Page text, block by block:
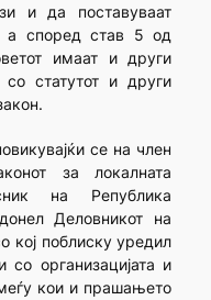
и да поставуваат
а според став 5 од
имаат и други
статутот и други
се на член
за локалната
на Република
Деловникот на
кој поблиску уредил
организацијата и
кои и прашањето